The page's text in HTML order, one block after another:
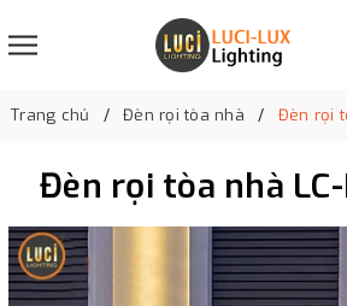
Trang chủ Đèn rọi tòa nhà Đèn rọi
Đèn rọi tòa nhà